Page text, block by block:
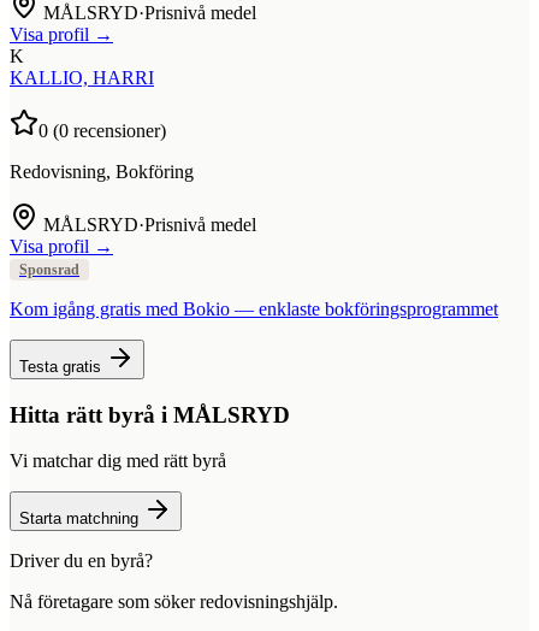
MÅLSRYD·Prisnivå medel
Visa profil →
K
KALLIO, HARRI
0 (0 recensioner)
Redovisning, Bokföring
MÅLSRYD·Prisnivå medel
Visa profil →
Sponsrad
Kom igång gratis med Bokio — enklaste bokföringsprogrammet
Testa gratis
Hitta rätt byrå i MÅLSRYD
Vi matchar dig med rätt byrå
Starta matchning
Driver du en byrå?
Nå företagare som söker redovisningshjälp.